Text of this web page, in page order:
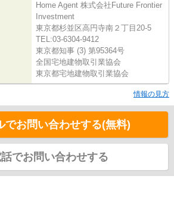
Home Agent 株式会社Future Frontier
Investment
東京都杉並区高円寺南２丁目20-5
TEL:03-6304-9412
東京都知事 (3) 第95364号
全国宅地建物取引業協会
東京都宅地建物取引業協会
情報の見方
でお問い合わせする(無料)
話でお問い合わせする